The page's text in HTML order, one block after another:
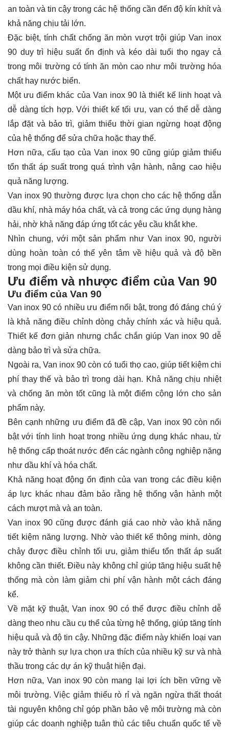
an toàn và tin cậy trong các hệ thống cần đến độ kín khít và
khả năng chịu tải lớn.
Đặc biệt, tính chất chống ăn mòn vượt trội giúp Van inox
90 duy trì hiệu suất ổn định và kéo dài tuổi thọ ngay cả
trong môi trường có tính ăn mòn cao như môi trường hóa
chất hay nước biển.
Một ưu điểm khác của Van inox 90 là thiết kế linh hoạt và
dễ dàng tích hợp. Với thiết kế tối ưu, van có thể dễ dàng
lắp đặt và bảo trì, giảm thiểu thời gian ngừng hoạt động
của hệ thống để sửa chữa hoặc thay thế.
Hơn nữa, cấu tạo của Van inox 90 cũng giúp giảm thiểu
tổn thất áp suất trong quá trình vận hành, nâng cao hiệu
quả năng lượng.
Van inox 90 thường được lựa chọn cho các hệ thống dẫn
dầu khí, nhà máy hóa chất, và cả trong các ứng dụng hàng
hải, nhờ khả năng đáp ứng tốt các yêu cầu khắt khe.
Nhìn chung, với một sản phẩm như Van inox 90, người
dùng hoàn toàn có thể yên tâm về hiệu quả và độ bền
trong mọi điều kiện sử dụng.
Ưu điểm và nhược điểm của Van 90
Ưu điểm của Van 90
Van inox 90 có nhiều ưu điểm nổi bật, trong đó đáng chú ý
là khả năng điều chỉnh dòng chảy chính xác và hiệu quả.
Thiết kế đơn giản nhưng chắc chắn giúp Van inox 90 dễ
dàng bảo trì và sửa chữa.
Ngoài ra, Van inox 90 còn có tuổi thọ cao, giúp tiết kiệm chi
phí thay thế và bảo trì trong dài hạn. Khả năng chịu nhiệt
và chống ăn mòn tốt cũng là một điểm cộng lớn cho sản
phẩm này.
Bên cạnh những ưu điểm đã đề cập, Van inox 90 còn nổi
bật với tính linh hoạt trong nhiều ứng dụng khác nhau, từ
hệ thống cấp thoát nước đến các ngành công nghiệp nặng
như dầu khí và hóa chất.
Khả năng hoạt động ổn định của van trong các điều kiện
áp lực khác nhau đảm bảo rằng hệ thống vận hành một
cách mượt mà và an toàn.
Van inox 90 cũng được đánh giá cao nhờ vào khả năng
tiết kiệm năng lượng. Nhờ vào thiết kế thông minh, dòng
chảy được điều chỉnh tối ưu, giảm thiểu tổn thất áp suất
không cần thiết. Điều này không chỉ giúp tăng hiệu suất hệ
thống mà còn làm giảm chi phí vận hành một cách đáng
kể.
Về mặt kỹ thuật, Van inox 90 có thể được điều chỉnh dễ
dàng theo nhu cầu cụ thể của từng hệ thống, giúp tăng tính
hiệu quả và độ tin cậy. Những đặc điểm này khiến loại van
này trở thành sự lựa chọn ưa thích của nhiều kỹ sư và nhà
thầu trong các dự án kỹ thuật hiện đại.
Hơn nữa, Van inox 90 còn mang lại lợi ích bền vững về
môi trường. Việc giảm thiểu rò rỉ và ngăn ngừa thất thoát
tài nguyên không chỉ góp phần bảo vệ môi trường mà còn
giúp các doanh nghiệp tuân thủ các tiêu chuẩn quốc tế về